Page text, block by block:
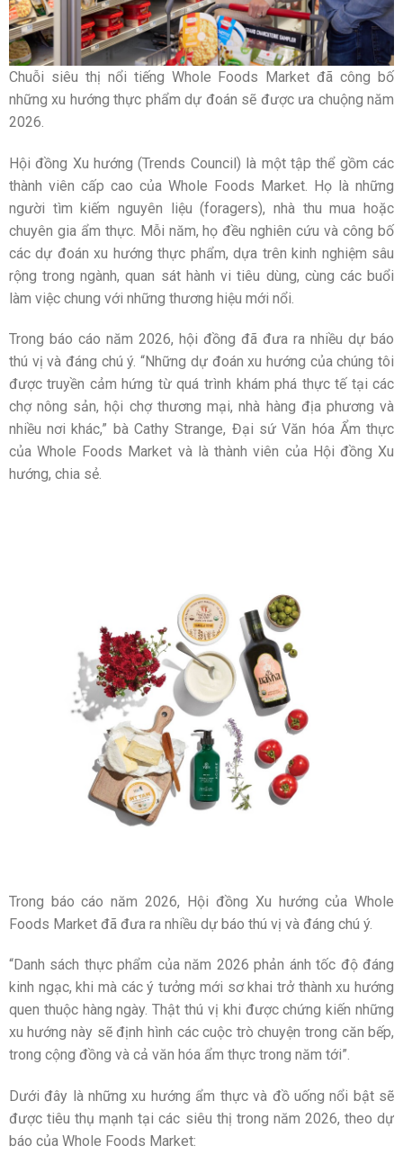
Chuỗi siêu thị nổi tiếng Whole Foods Market đã công bố
những xu hướng thực phẩm dự đoán sẽ được ưa chuộng năm
2026.
Hội đồng Xu hướng (Trends Council) là một tập thể gồm các
thành viên cấp cao của Whole Foods Market. Họ là những
người tìm kiếm nguyên liệu (foragers), nhà thu mua hoặc
chuyên gia ẩm thực. Mỗi năm, họ đều nghiên cứu và công bố
các dự đoán xu hướng thực phẩm, dựa trên kinh nghiệm sâu
rộng trong ngành, quan sát hành vi tiêu dùng, cùng các buổi
làm việc chung với những thương hiệu mới nổi.
Trong báo cáo năm 2026, hội đồng đã đưa ra nhiều dự báo
thú vị và đáng chú ý. “Những dự đoán xu hướng của chúng tôi
được truyền cảm hứng từ quá trình khám phá thực tế tại các
chợ nông sản, hội chợ thương mại, nhà hàng địa phương và
nhiều nơi khác,” bà Cathy Strange, Đại sứ Văn hóa Ẩm thực
của Whole Foods Market và là thành viên của Hội đồng Xu
hướng, chia sẻ.
Trong báo cáo năm 2026, Hội đồng Xu hướng của Whole
Foods Market đã đưa ra nhiều dự báo thú vị và đáng chú ý.
“Danh sách thực phẩm của năm 2026 phản ánh tốc độ đáng
kinh ngạc, khi mà các ý tưởng mới sơ khai trở thành xu hướng
quen thuộc hàng ngày. Thật thú vị khi được chứng kiến những
xu hướng này sẽ định hình các cuộc trò chuyện trong căn bếp,
trong cộng đồng và cả văn hóa ẩm thực trong năm tới”.
Dưới đây là những xu hướng ẩm thực và đồ uống nổi bật sẽ
được tiêu thụ mạnh tại các siêu thị trong năm 2026, theo dự
báo của Whole Foods Market: